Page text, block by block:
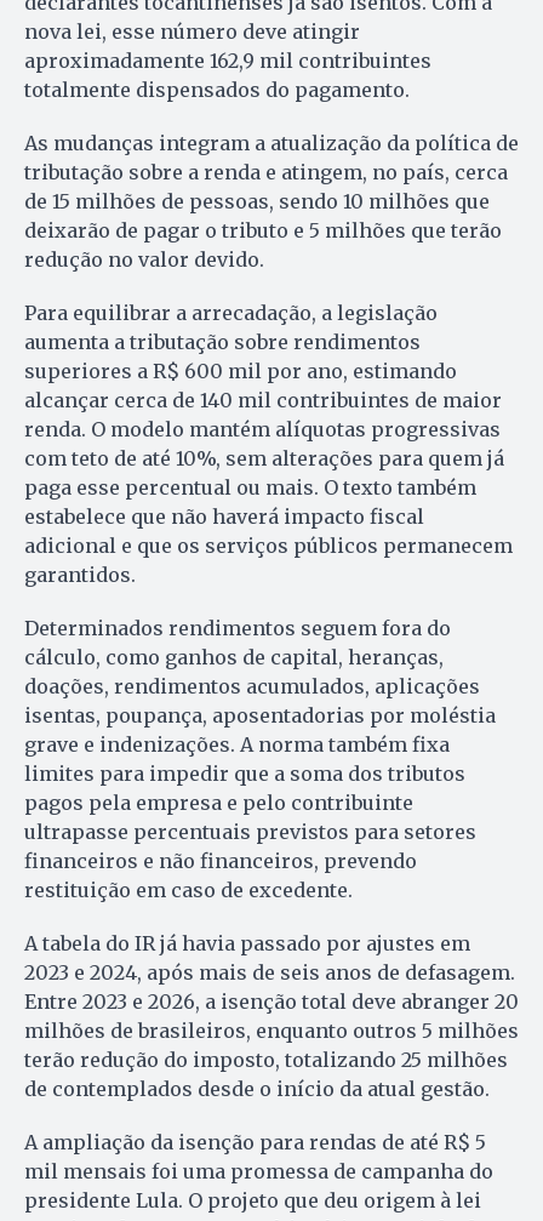
nova lei, esse número deve atingir
aproximadamente 162,9 mil contribuintes
totalmente dispensados do pagamento.
As mudanças integram a atualização da política de
tributação sobre a renda e atingem, no país, cerca
de 15 milhões de pessoas, sendo 10 milhões que
deixarão de pagar o tributo e 5 milhões que terão
redução no valor devido.
Para equilibrar a arrecadação, a legislação
aumenta a tributação sobre rendimentos
superiores a R$ 600 mil por ano, estimando
alcançar cerca de 140 mil contribuintes de maior
renda. O modelo mantém alíquotas progressivas
com teto de até 10%, sem alterações para quem já
paga esse percentual ou mais. O texto também
estabelece que não haverá impacto fiscal
adicional e que os serviços públicos permanecem
garantidos.
Determinados rendimentos seguem fora do
cálculo, como ganhos de capital, heranças,
doações, rendimentos acumulados, aplicações
isentas, poupança, aposentadorias por moléstia
grave e indenizações. A norma também fixa
limites para impedir que a soma dos tributos
pagos pela empresa e pelo contribuinte
ultrapasse percentuais previstos para setores
financeiros e não financeiros, prevendo
restituição em caso de excedente.
A tabela do IR já havia passado por ajustes em
2023 e 2024, após mais de seis anos de defasagem.
Entre 2023 e 2026, a isenção total deve abranger 20
milhões de brasileiros, enquanto outros 5 milhões
terão redução do imposto, totalizando 25 milhões
de contemplados desde o início da atual gestão.
A ampliação da isenção para rendas de até R$ 5
mil mensais foi uma promessa de campanha do
presidente Lula. O projeto que deu origem à lei